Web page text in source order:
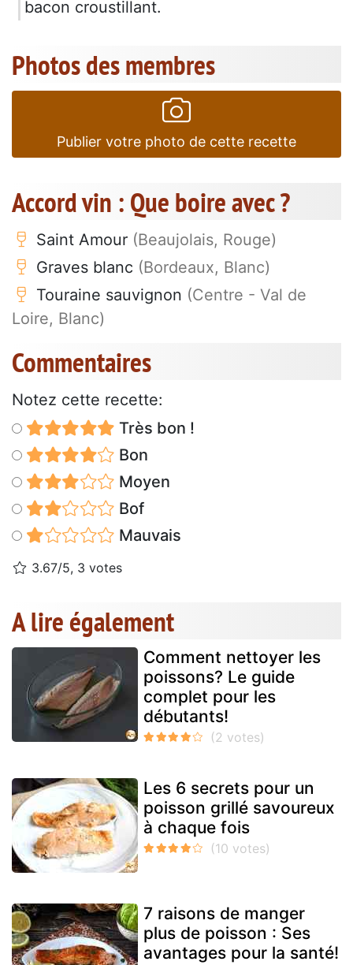
bacon croustillant.
Photos des membres
Publier votre photo de cette recette
Accord vin : Que boire avec ?
Saint Amour (Beaujolais, Rouge)
Graves blanc (Bordeaux, Blanc)
Touraine sauvignon (Centre - Val de
Loire, Blanc)
Commentaires
Notez cette recette:
Très bon !
Bon
Moyen
Bof
Mauvais
3.67/5, 3 votes
A lire également
Comment nettoyer les
poissons? Le guide
complet pour les
débutants!
Les 6 secrets pour un
poisson grillé savoureux
à chaque fois
7 raisons de manger
plus de poisson : Ses
avantages pour la santé!